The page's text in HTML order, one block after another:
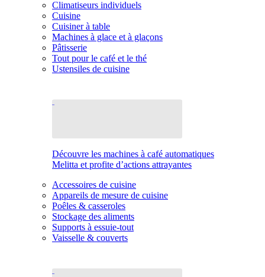
Climatiseurs individuels
Cuisine
Cuisiner à table
Machines à glace et à glaçons
Pâtisserie
Tout pour le café et le thé
Ustensiles de cuisine
Découvre les machines à café automatiques
Melitta et profite d’actions attrayantes
Accessoires de cuisine
Appareils de mesure de cuisine
Poêles & casseroles
Stockage des aliments
Supports à essuie-tout
Vaisselle & couverts